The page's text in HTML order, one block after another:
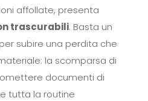
affollate, presenta
trascurabili. Basta un
subire una perdita che
la scomparsa di
documenti di
tutta la routine